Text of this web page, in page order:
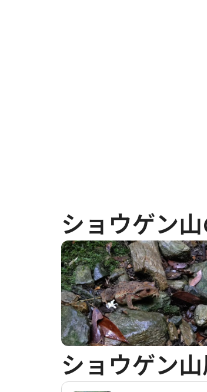
ショウゲン
ショウゲン